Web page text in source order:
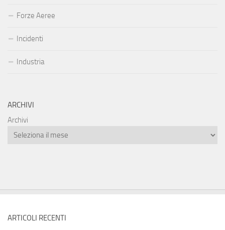
Forze Aeree
Incidenti
Industria
ARCHIVI
Archivi
ARTICOLI RECENTI